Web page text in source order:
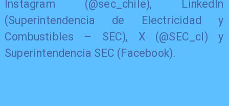
Instagram (@sec_chile), LinkedIn
(Superintendencia de Electricidad y
Combustibles – SEC), X (@SEC_cl) y
Superintendencia SEC (Facebook).